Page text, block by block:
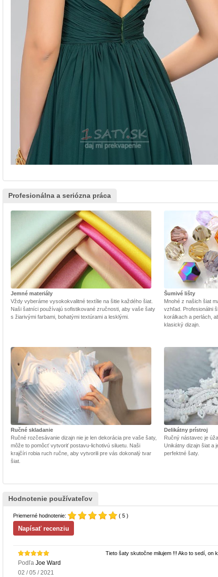
Profesionálna a seriózna práca
Jemné materiály
Vždy vyberáme vysokokvalitné textílie na šitie každého šiat.
Naši šatníci používajú sofistikované zručnosti, aby vaše šaty
s žiarivými farbami, bohatými textúrami a lesklými.
Šumivé lišty
Mnohé z našich šiat
vzhľad. Profesionálni
korálkach a perlách,
klasický dizajn.
Ručné skladanie
Ručné rozčesávanie dizajn nie je len dekorácia pre vaše šaty,
môže to pomôcť vytvoriť postavu-lichotivú siluetu. Naši
krajčíri robia ruch ručne, aby vytvorili pre vás dokonalý tvar
šiat.
Delikátny prístroj
Ručný nástavec je
Unikátny dizajn šiat a
perfektné šaty.
Hodnotenie používateľov
Priemerné hodnotenie: ( 5 )
Podľa Joe Ward
02 / 05 / 2021
Tieto šaty skutočne milujem !!! Ako to sedí, on